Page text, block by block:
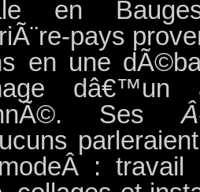
en
pays
en une
dâ€™un
Ses
: travail